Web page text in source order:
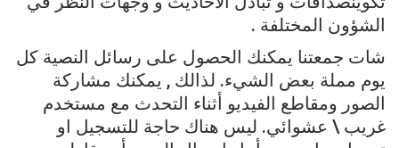
الشؤون المختلفة .
شات جمعتنا يمكنك الحصول على رسائل النصية كل
يوم مملة بعض الشيء. لذالك , يمكنك مشاركة
الصور ومقاطع الفيديو أثناء التحدث مع مستخدم
غريب \ عشوائي. ليس هناك حاجة للتسجيل او